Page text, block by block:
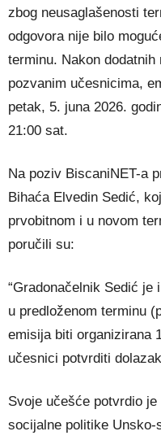
zbog neusaglašenosti
odgovora nije bilo
terminu. Nakon
pozvanim učesnicima,
petak, 5. juna 2026.
21:00 sat.
Na poziv BiscaniNET-a
Bihaća Elvedin Sedić,
prvobitnom i u novom
poručili su:
“Gradonačelnik Sedić
u predloženom terminu
emisija biti organizirana
učesnici potvrditi
Svoje učešće potvrdio
socijalne politike